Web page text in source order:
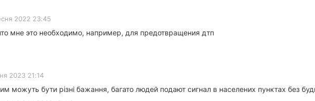
2022 23:45
мне это необходимо, например, для предотвращения дтп
2023 21:14
можуть бути різні бажання, багато людей подают сигнал в населених пунктах без